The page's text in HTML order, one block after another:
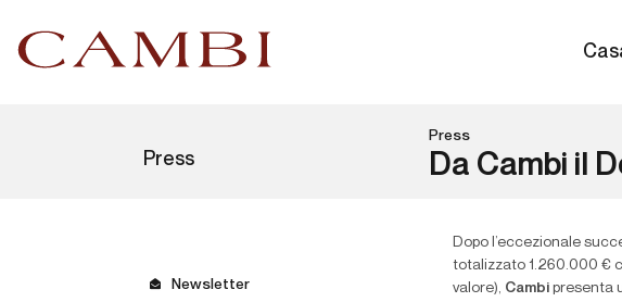
Press
Press
Da Cambi il
Newsletter
Dopo l’eccezionale
totalizzato 1.260.000 €
valore), Cambi presenta